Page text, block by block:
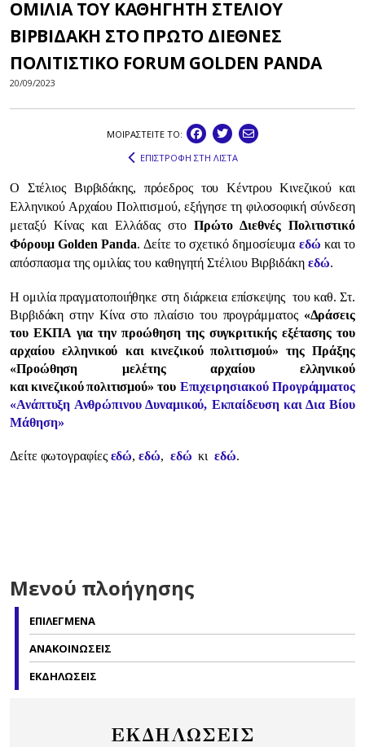
ΟΜΙΛΙΑ ΤΟΥ ΚΑΘΗΓΗΤΗ ΣΤΕΛΙΟΥ
ΒΙΡΒΙΔΑΚΗ ΣΤΟ ΠΡΩΤΟ ΔΙΕΘΝΕΣ
ΠΟΛΙΤΙΣΤΙΚΟ FORUM GOLDEN PANDA
20/09/2023
ΜΟΙΡΑΣΤEIΤΕ ΤΟ:
ΕΠΙΣΤΡΟΦΗ ΣΤΗ ΛΙΣΤΑ
Ο Στέλιος Βιρβιδάκης, πρόεδρος του Κέντρου Κινεζικού και
Ελληνικού Αρχαίου Πολιτισμού, εξήγησε τη φιλοσοφική σύνδεση
μεταξύ Κίνας και Ελλάδας στοΠρώτο Διεθνές Πολιτιστικό
Φόρουμ Golden Panda. Δείτε το σχετικό δημοσίευμα εδώ και το
απόσπασμα της ομιλίας του καθηγητή Στέλιου Βιρβιδάκη εδώ.
Η ομιλία πραγματοποιήθηκε στη διάρκεια επίσκεψης του καθ. Στ.
Βιρβιδάκη στην Κίνα στο πλαίσιο του προγράμματος «Δράσεις
του ΕΚΠΑ για την προώθηση της συγκριτικής εξέτασης του
αρχαίου ελληνικού και κινεζικού πολιτισμού» της Πράξης
«Προώθηση μελέτης αρχαίου ελληνικού
και κινεζικού πολιτισμού» του Επιχειρησιακού Προγράμματος
«Ανάπτυξη Ανθρώπινου Δυναμικού, Εκπαίδευση και Δια Βίου
Μάθηση»
Δείτε φωτογραφίες εδώ, εδώ, εδώ κι εδώ.
Μενού πλοήγησης
ΕΠΙΛΕΓΜΕΝΑ
ΑΝΑΚΟΙΝΩΣΕΙΣ
ΕΚΔΗΛΩΣΕΙΣ
ΕΚΔΗΛΩΣΕΙΣ